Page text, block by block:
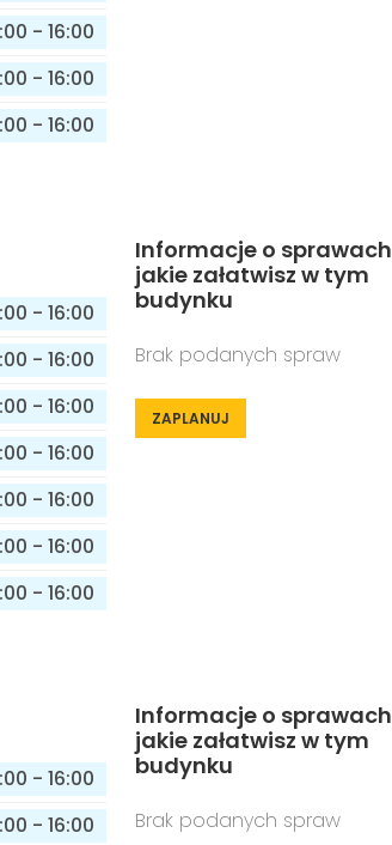
- 16:00
- 16:00
- 16:00
- 16:00
- 16:00
- 16:00
- 16:00
- 16:00
- 16:00
- 16:00
Informacje o sprawach
jakie załatwisz w tym
budynku
Brak podanych spraw
ZAPLANUJ
- 16:00
- 16:00
Informacje o sprawach
jakie załatwisz w tym
budynku
Brak podanych spraw